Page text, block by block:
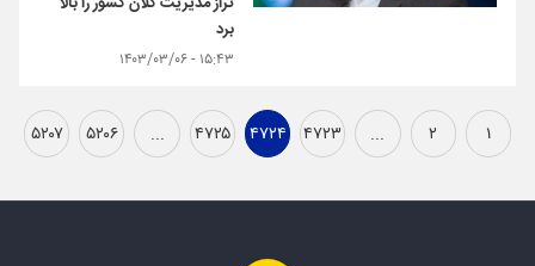
برد
۱۵:۴۳ - ۱۴۰۳/۰۳/۰۶
۱ ۲ ... ۴۷۲۳ ۴۷۲۴ ۴۷۲۵ ... ۵۲۰۶ ۵۲۰۷